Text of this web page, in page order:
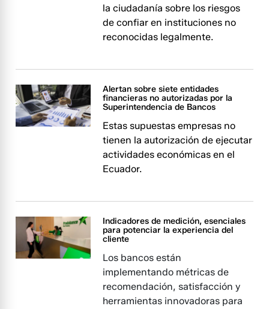
la ciudadanía sobre los riesgos
de confiar en instituciones no
reconocidas legalmente.
Alertan sobre siete entidades
financieras no autorizadas por la
Superintendencia de Bancos
Estas supuestas empresas no
tienen la autorización de ejecutar
actividades económicas en el
Ecuador.
Indicadores de medición, esenciales
para potenciar la experiencia del
cliente
Los bancos están
implementando métricas de
recomendación, satisfacción y
herramientas innovadoras para